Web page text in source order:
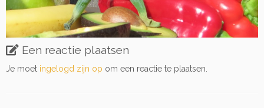
Een reactie plaatsen
Je moet ingelogd zijn op om een reactie te plaatsen.